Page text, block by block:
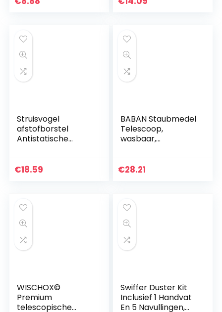
Struisvogel
afstofborstel
Antistatische
Slaapkamer Huis
€18.59
BABAN Staubmedel
Telescoop,
wasbaar,
stofbezem met
€28.21
WISCHOX©
Premium
telescopische
Swiffer Duster Kit
Inclusief 1 Handvat
En 5 Navullingen,